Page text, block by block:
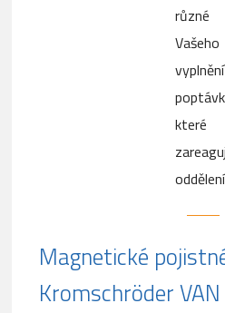
různé
které
Magnetické
Kromschröder VAN